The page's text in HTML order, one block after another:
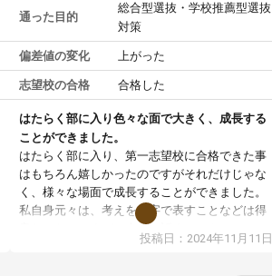
通った目的
総合型選抜・学校推薦型選抜
対策
偏差値の変化 上がった
志望校の合格 合格した
はたらく部に入り色々な面で大きく、成長する
ことができました。
はたらく部に入り、第一志望校に合格できた事
はもちろん嬉しかったのですがそれだけじゃな
く、様々な場面で成長することができました。
私自身元々は、考えを文字で表すことなどは得
意だったのですが、人前で話すことやコミュニ
ケーションをとることが苦手でした。
投稿日：2024年11月11日